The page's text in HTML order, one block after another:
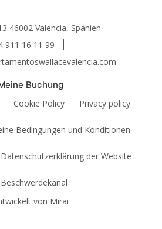
46002 Valencia, Spanien
911 16 11 99
Buchung
Cookie Policy Privacy policy
Bedingungen und Konditionen
Datenschutzerklärung der Website
Beschwerdekanal
von Mirai